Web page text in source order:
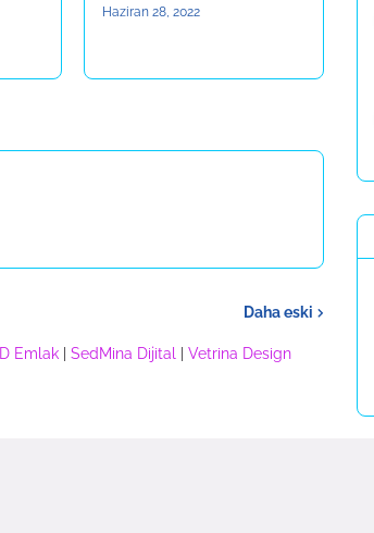
Haziran 28, 2022
Daha eski
Emlak SedMina Dijital Vetrina Design